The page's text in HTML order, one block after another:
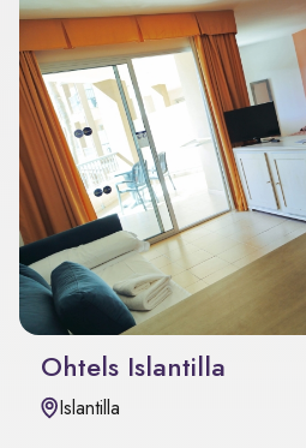
Ohtels Islantilla
Islantilla